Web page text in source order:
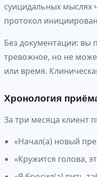
суицидальных мыслях
протокол
Без документации: вы
тревожное, но не
или время.
Хронология
За три месяца клиент
«Начал(а) новый
«Кружится голова,